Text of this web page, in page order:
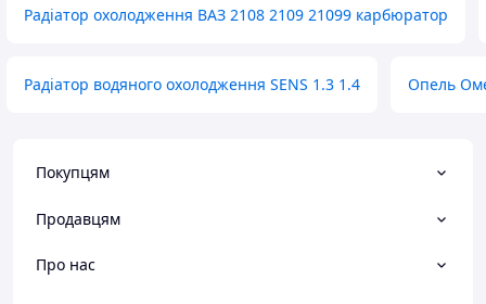
Радіатор охолодження ВАЗ 2108 2109 21099 карбюратор
Радіатор водяного охолодження SENS 1.3 1.4 Опель
Покупцям
Продавцям
Про нас